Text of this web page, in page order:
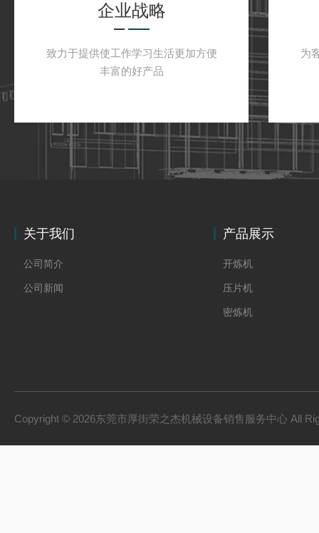
企业战略
致力于提供使工作学习生活更加方便
丰富的好产品
为
关于我们
公司简介
公司新闻
产品展示
开炼机
压片机
密炼机
Copyright © 2026东莞市厚街荣之杰机械设备销售服务中心 All